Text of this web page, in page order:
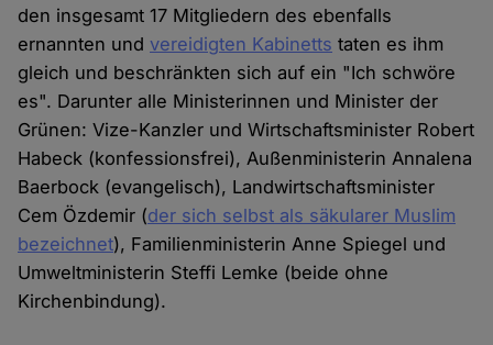
den insgesamt 17 Mitgliedern des ebenfalls
ernannten undvereidigten Kabinetts taten es ihm
gleich und beschränkten sich auf ein "Ich schwöre
es". Darunter alle Ministerinnen und Minister der
Grünen: Vize-Kanzler und Wirtschaftsminister Robert
Habeck (konfessionsfrei), Außenministerin Annalena
Baerbock (evangelisch), Landwirtschaftsminister
Cem Özdemir (der sich selbst als säkularer Muslim
bezeichnet), Familienministerin Anne Spiegel und
Umweltministerin Steffi Lemke (beide ohne
Kirchenbindung).